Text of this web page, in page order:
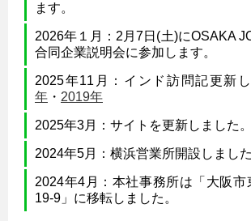
ます。
2026年１月：2月7日(土)にOSAKA
合同企業説明会に参加します。
2025年11月：インド訪問記更新し
年 ・ 2019年
2025年3月：サイトを更新しました。
2024年5月：横浜営業所開設しました
2024年4月：本社事務所は「大阪市
19-9」に移転しました。